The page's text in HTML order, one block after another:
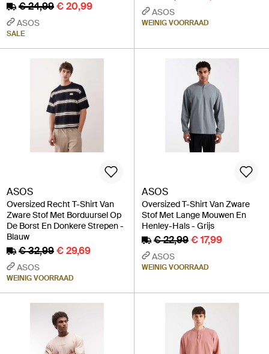
€ 24,99€ 20,99
ASOS
SALE
ASOS
WEINIG VOORRAAD
ASOS
Oversized Recht T-Shirt Van
Zware Stof Met Borduursel Op
De Borst En Donkere Strepen -
Blauw
€ 32,99€ 29,69
ASOS
WEINIG VOORRAAD
ASOS
Oversized T-Shirt Van Zware
Stof Met Lange Mouwen En
Henley-Hals - Grijs
€ 22,99€ 17,99
ASOS
WEINIG VOORRAAD